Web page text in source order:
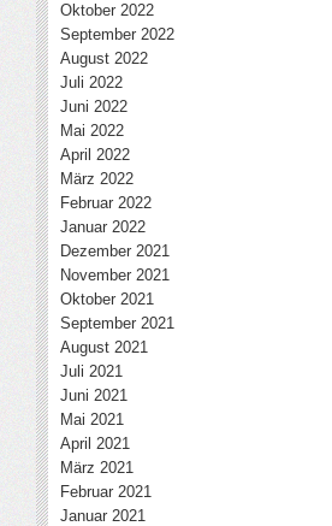
Oktober 2022
September 2022
August 2022
Juli 2022
Juni 2022
Mai 2022
April 2022
März 2022
Februar 2022
Januar 2022
Dezember 2021
November 2021
Oktober 2021
September 2021
August 2021
Juli 2021
Juni 2021
Mai 2021
April 2021
März 2021
Februar 2021
Januar 2021